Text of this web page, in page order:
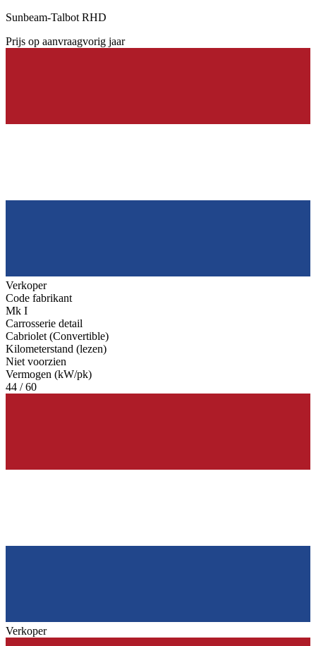
Sunbeam-Talbot RHD
Prijs op aanvraagvorig jaar
Verkoper
Code fabrikant
Mk I
Carrosserie detail
Cabriolet (Convertible)
Kilometerstand (lezen)
Niet voorzien
Vermogen (kW/pk)
44 / 60
Verkoper